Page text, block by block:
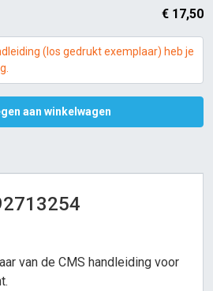
€ 17,50
(los gedrukt exemplaar) heb je
aan winkelwagen
van de CMS handleiding voor